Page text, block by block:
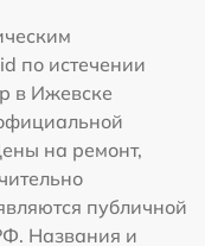
по истечении
в Ижевске
на ремонт,
публичной
Названия и